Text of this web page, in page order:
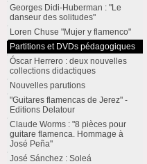
Georges Didi-Huberman : "Le
danseur des solitudes"
Loren Chuse "Mujer y flamenco"
Partitions et DVDs pédagogiques
Óscar Herrero : deux nouvelles
collections didactiques
Nouvelles parutions
"Guitares flamencas de Jerez" -
Editions Delatour
Claude Worms : "8 pièces pour
guitare flamenca. Hommage à
José Peña"
José Sánchez : Soleá